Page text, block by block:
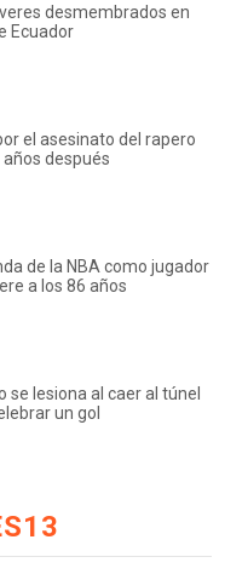
desmembrados en
Ecuador
el asesinato del rapero
años después
de la NBA como jugador
a los 86 años
se lesiona al caer al túnel
un gol